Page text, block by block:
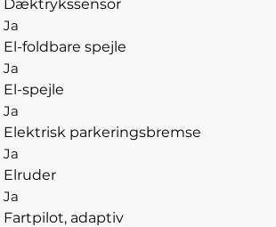
Dæktrykssensor
Ja
El-foldbare spejle
Ja
El-spejle
Ja
Elektrisk parkeringsbremse
Ja
Elruder
Ja
Fartpilot, adaptiv